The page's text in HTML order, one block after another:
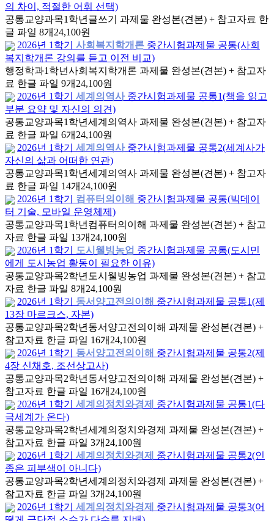
의 차이, 적절한 어휘 선택)
공통교양과목1학년 글쓰기 과제물 완성본(견본) + 참고자료 한
글 파일 8개 24,100원
2026년 1학기
사회복지학개론 중간시험과제물 공통(사회
복지학개론 강의를 듣고 이전 비교)
행정학과1학년사회복지학개론 과제물 완성본(견본) + 참고자
료 한글 파일 9개 24,100원
2026년 1학기
세계의역사 중간시험과제물 공통1(책을 읽고
부분 요약 및 자신의 의견)
공통교양과목1학년세계의역사 과제물 완성본(견본) + 참고자
료 한글 파일 6개 24,100원
2026년 1학기
세계의역사 중간시험과제물 공통2(세계사가
자신의 삶과 어떠한 연관)
공통교양과목1학년세계의역사 과제물 완성본(견본) + 참고자
료 한글 파일 14개 24,100원
2026년 1학기
컴퓨터의이해 중간시험과제물 공통(빅데이
터 기술, 모바일 운영체제)
공통교양과목1학년 컴퓨터의이해 과제물 완성본(견본) + 참고
자료 한글 파일 13개 24,100원
2026년 1학기
도시웰빙농업 중간시험과제물 공통(도시민
에게 도시농업 활동이 필요한 이유)
공통교양과목2학년 도시웰빙농업 과제물 완성본(견본) + 참고
자료 한글 파일 8개 24,100원
2026년 1학기
동서양고전의이해 중간시험과제물 공통1(제
13장 마르크스, 자본)
공통교양과목2학년 동서양고전의이해 과제물 완성본(견본) +
참고자료 한글 파일 16개 24,100원
2026년 1학기
동서양고전의이해 중간시험과제물 공통2(제
4장 신채호, 조선상고사)
공통교양과목2학년 동서양고전의이해 과제물 완성본(견본) +
참고자료 한글 파일 16개 24,100원
2026년 1학기
세계의정치와경제 중간시험과제물 공통1(다
극세계가 온다)
공통교양과목2학년세계의정치와경제 과제물 완성본(견본) +
참고자료 한글 파일 3개 24,100원
2026년 1학기
세계의정치와경제 중간시험과제물 공통2(인
종은 피부색이 아니다)
공통교양과목2학년세계의정치와경제 과제물 완성본(견본) +
참고자료 한글 파일 3개 24,100원
2026년 1학기
세계의정치와경제 중간시험과제물 공통3(어